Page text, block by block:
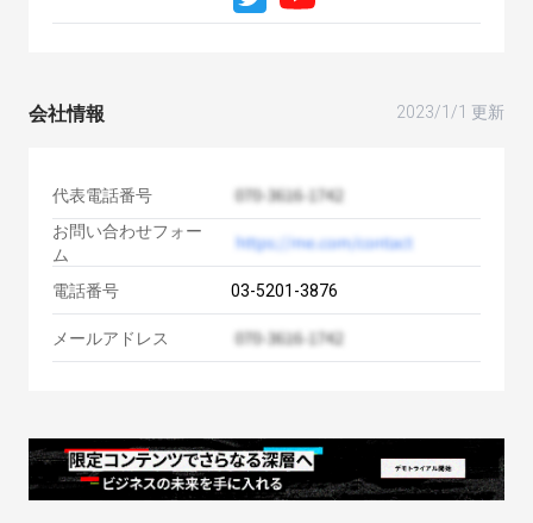
会社情報 2023/1/1 更新
代表電話番号
お問い合わせフォー
ム
電話番号
03-5201-3876
メールアドレス